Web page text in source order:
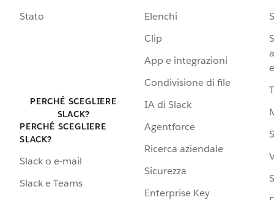
Stato
PERCHÉ SCEGLIERE
SLACK?
PERCHÉ SCEGLIERE
SLACK?
Slack o e-mail
Slack e Teams
Elenchi
Clip
App e integrazioni
Condivisione di file
IA di Slack
Agentforce
Ricerca aziendale
Sicurezza
Enterprise Key